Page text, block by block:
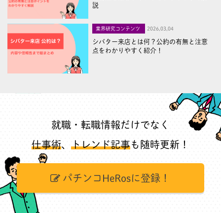
説
業界研究コンテンツ 2026,03,04
シバター来店とは何？公約の有無と注意
点をわかりやすく紹介！
就職・転職情報だけでなく
仕事術、 トレンド記事も随時更新！
パチンコHeRosに登録！